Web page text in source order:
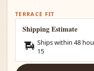
TERRACE FIT
Shipping Estimate
Ships within 48
15